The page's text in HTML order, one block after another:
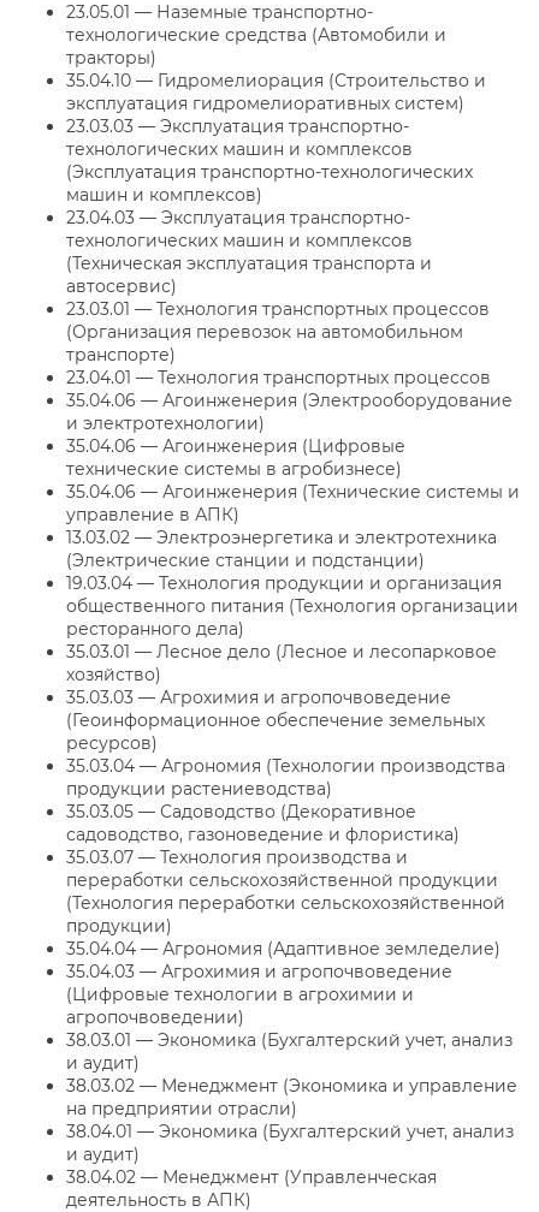
23.05.01 — Наземные транспортно-
технологические средства (Автомобили и
тракторы)
35.04.10 — Гидромелиорация (Строительство и
эксплуатация гидромелиоративных систем)
23.03.03 — Эксплуатация транспортно-
технологических машин и комплексов
(Эксплуатация транспортно-технологических
машин и комплексов)
23.04.03 — Эксплуатация транспортно-
технологических машин и комплексов
(Техническая эксплуатация транспорта и
автосервис)
23.03.01 — Технология транспортных процессов
(Организация перевозок на автомобильном
транспорте)
23.04.01 — Технология транспортных процессов
35.04.06 — Агоинженерия (Электрооборудование
и электротехнологии)
35.04.06 — Агоинженерия (Цифровые
технические системы в агробизнесе)
35.04.06 — Агоинженерия (Технические системы и
управление в АПК)
13.03.02 — Электроэнергетика и электротехника
(Электрические станции и подстанции)
19.03.04 — Технология продукции и организация
общественного питания (Технология организации
ресторанного дела)
35.03.01 — Лесное дело (Лесное и лесопарковое
хозяйство)
35.03.03 — Агрохимия и агропочвоведение
(Геоинформационное обеспечение земельных
ресурсов)
35.03.04 — Агрономия (Технологии производства
продукции растениеводства)
35.03.05 — Садоводство (Декоративное
садоводство, газоноведение и флористика)
35.03.07 — Технология производства и
переработки сельскохозяйственной продукции
(Технология переработки сельскохозяйственной
продукции)
35.04.04 — Агрономия (Адаптивное земледелие)
35.04.03 — Агрохимия и агропочвоведение
(Цифровые технологии в агрохимии и
агропочвоведении)
38.03.01 — Экономика (Бухгалтерский учет, анализ
и аудит)
38.03.02 — Менеджмент (Экономика и управление
на предприятии отрасли)
38.04.01 — Экономика (Бухгалтерский учет, анализ
и аудит)
38.04.02 — Менеджмент (Управленческая
деятельность в АПК)